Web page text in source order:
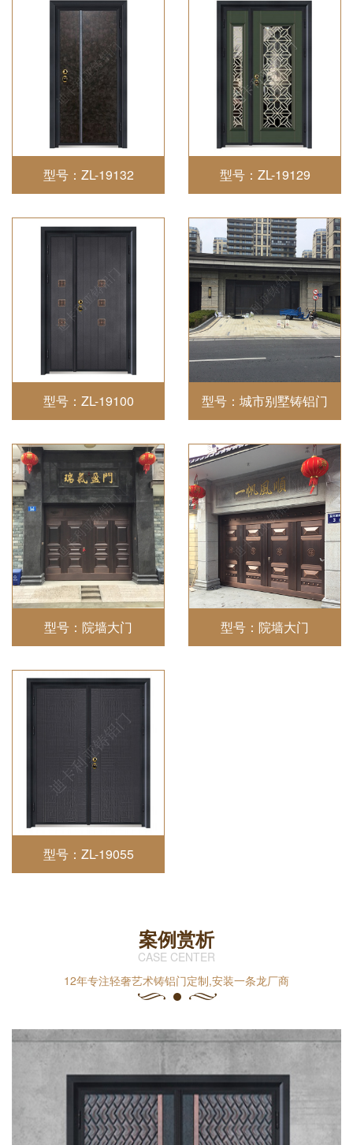
型号：ZL-19132 型号：ZL-19129
型号：ZL-19100 型号：城市别墅铸铝门
型号：院墙大门 型号：院墙大门
型号：ZL-19055
案例赏析
CASE CENTER
12年专注轻奢艺术铸铝门定制,安装一条龙厂商